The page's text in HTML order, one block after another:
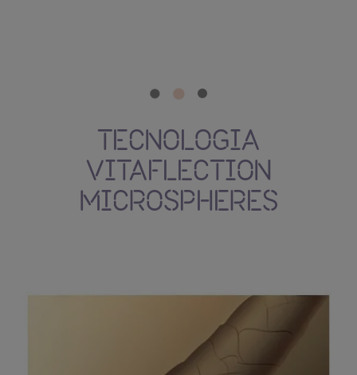
TECNOLOGIA
VITAFLECTION
MICROSPHERES